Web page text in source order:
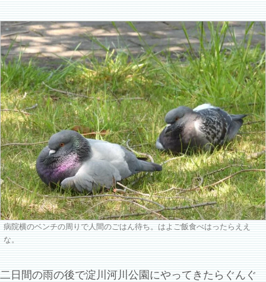
病院横のベンチの周りで人間のごはん待ち。はよご飯食べはったらええ
な。
二日間の雨の後で淀川河川公園にやってきたらぐんぐ